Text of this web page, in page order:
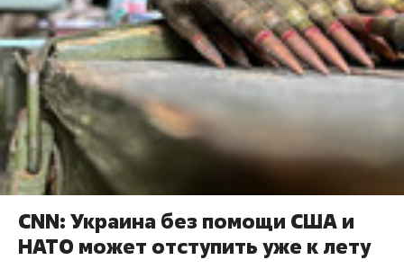
CNN: Украина без помощи США и
НАТО может отступить уже к лету